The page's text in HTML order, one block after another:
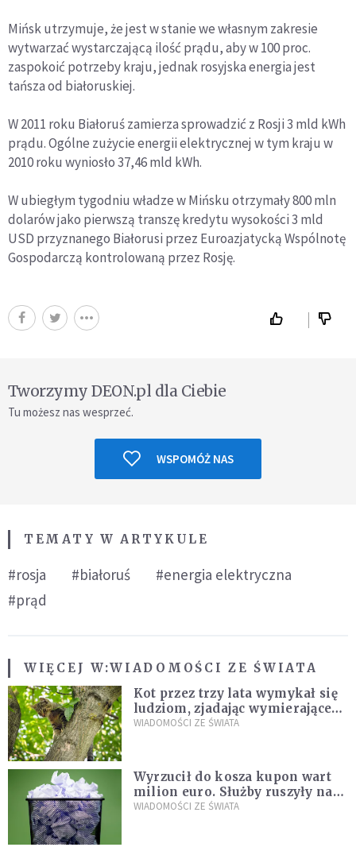
Mińsk utrzymuje, że jest w stanie we własnym zakresie
wytwarzać wystarczającą ilość prądu, aby w 100 proc.
zaspokoić potrzeby kraju, jednak rosyjska energia jest
tańsza od białoruskiej.
W 2011 roku Białoruś zamierza sprowadzić z Rosji 3 mld kWh
prądu. Ogólne zużycie energii elektrycznej w tym kraju w
2010 roku wyniosło 37,46 mld kWh.
W ubiegłym tygodniu władze w Mińsku otrzymały 800 mln
dolarów jako pierwszą transzę kredytu wysokości 3 mld
USD przyznanego Białorusi przez Euroazjatycką Wspólnotę
Gospodarczą kontrolowaną przez Rosję.
Tworzymy DEON.pl dla Ciebie
Tu możesz nas wesprzeć.
WSPOMÓŻ NAS
TEMATY W ARTYKULE
#rosja #białoruś
#energia elektryczna
#prąd
WIĘCEJ W:WIADOMOŚCI ZE ŚWIATA
Kot przez trzy lata wymykał się
ludziom, zjadając wymierające
kaczki. W końcu popełnił
WIADOMOŚCI ZE ŚWIATA
Wyrzucił do kosza kupon wart
milion euro. Służby ruszyły na
poszukiwania
WIADOMOŚCI ZE ŚWIATA